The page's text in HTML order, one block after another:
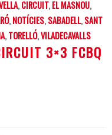
,CIRCUIT,EL MASNOU,
,NOTÍCIES,SABADELL,SANT
,TORELLÓ,VILADECAVALLS
3×3 FCBQ